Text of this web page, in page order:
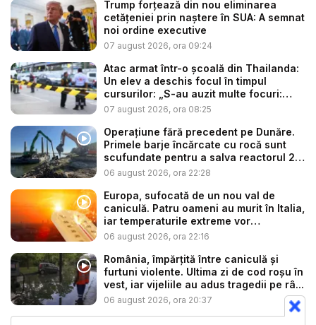
Trump forțează din nou eliminarea
cetățeniei prin naștere în SUA: A semnat
noi ordine executive
07 august 2026, ora 09:24
Atac armat într-o școală din Thailanda:
Un elev a deschis focul în timpul
cursurilor: „S-au auzit multe focuri:
ba...
07 august 2026, ora 08:25
Operațiune fără precedent pe Dunăre.
Primele barje încărcate cu rocă sunt
scufundate pentru a salva reactorul 2
...
06 august 2026, ora 22:28
Europa, sufocată de un nou val de
caniculă. Patru oameni au murit în Italia,
iar temperaturile extreme vor
continua...
06 august 2026, ora 22:16
România, împărțită între caniculă și
furtuni violente. Ultima zi de cod roșu în
vest, iar vijeliile au adus tragedii pe râ...
06 august 2026, ora 20:37